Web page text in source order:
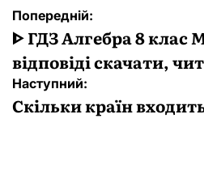
Навігація
записів
Попередній:
ᐈ ГДЗ Алгебра 8 клас
відповіді скачати,
Наступний:
Скільки країн